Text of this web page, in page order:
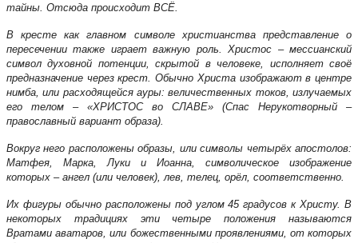
тайны. Отсюда происходит ВСЁ.
В кресте как главном символе христианства представление о
пересечении также играет важную роль. Христос – мессианский
символ духовной потенции, скрытой в человеке, исполняет своё
предназначение через крест. Обычно Христа изображают в центре
нимба, или расходящейся ауры: величественных токов, излучаемых
его телом – «ХРИСТОС во СЛАВЕ» (Спас Нерукотворный –
православный вариант образа).
Вокруг него расположены образы, или символы четырёх апостолов:
Матфея, Марка, Луки и Иоанна, символическое изображение
которых – ангел (или человек), лев, телец, орёл, соответственно.
Их фигуры обычно расположены под углом 45 градусов к Христу. В
некоторых традициях эти четыре положения называются
Вратами аватаров, или божественными проявлениями, от которых